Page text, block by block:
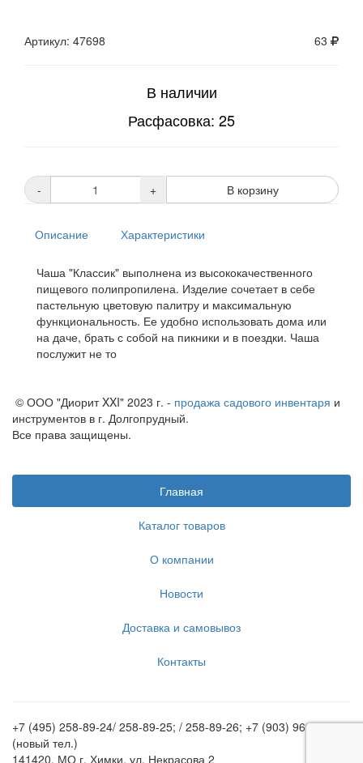
Артикул: 47698 63
В наличии
Расфасовка: 25
- + В корзину
Описание Характеристики
Чаша "Классик" выполнена из высококачественного
пищевого полипропилена. Изделие сочетает в себе
пастельную цветовую палитру и максимальную
функциональность. Ее удобно использовать дома или
на даче, брать с собой на пикники и в поездки. Чаша
послужит не то
© ООО "Диорит XXI" 2023 г. - продажа садового инвентаря и
инструментов в г. Долгопрудный.
Все права защищены.
Главная
Каталог товаров
О компании
Новости
Доставка и самовывоз
Контакты
+7 (495) 258-89-24/ 258-89-25; / 258-89-26; +7 (903) 969-62-20
(новый тел.)
141420, МО г. Химки, ул. Некрасова 2